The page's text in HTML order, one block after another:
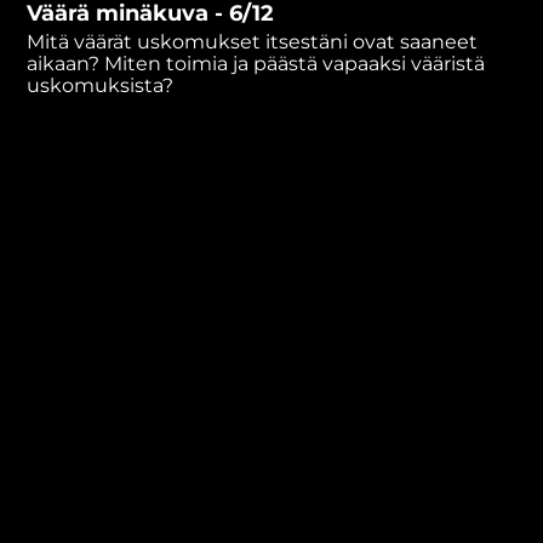
minutes,
seconds
Väärä minäkuva - 6/12
Mitä väärät uskomukset itsestäni ovat saaneet
aikaan? Miten toimia ja päästä vapaaksi vääristä
uskomuksista?